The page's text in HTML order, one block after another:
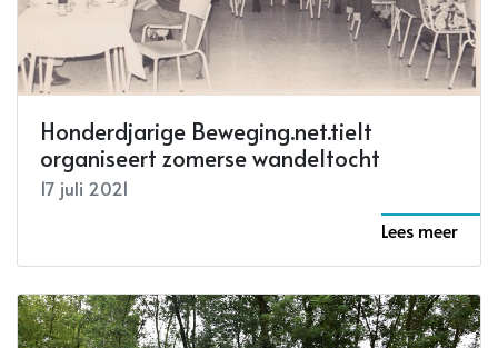
Honderdjarige Beweging.net.tielt
organiseert zomerse wandeltocht
17 juli 2021
Lees meer